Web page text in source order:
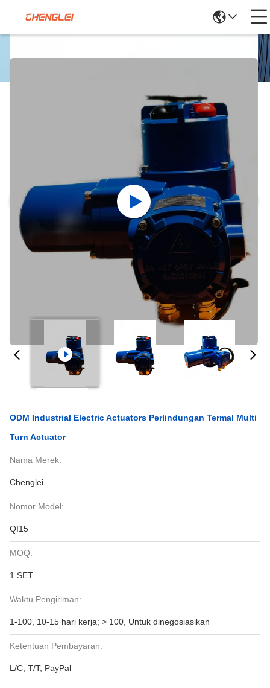
Detail Produk
ODM Industrial Electric Actuators Perlindungan Termal Multi
Turn Actuator
Nama Merek:
Chenglei
Nomor Model:
QI15
MOQ:
1 SET
Waktu Pengiriman:
1-100, 10-15 hari kerja; > 100, Untuk dinegosiasikan
Ketentuan Pembayaran:
L/C, T/T, PayPal